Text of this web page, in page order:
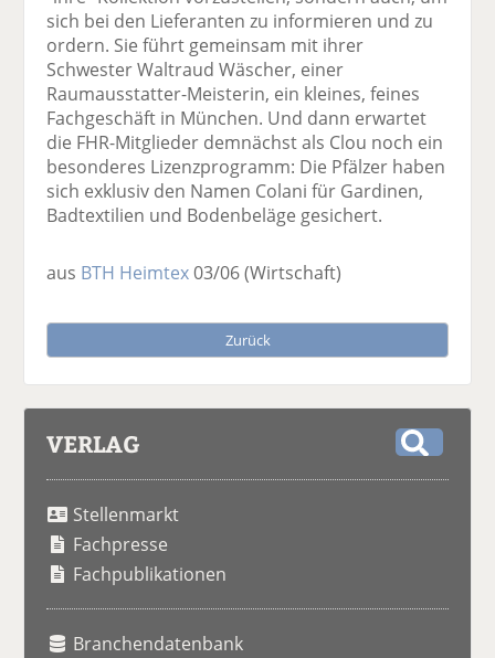
sich bei den Lieferanten zu informieren und zu
ordern. Sie führt gemeinsam mit ihrer
Schwester Waltraud Wäscher, einer
Raumausstatter-Meisterin, ein kleines, feines
Fachgeschäft in München. Und dann erwartet
die FHR-Mitglieder demnächst als Clou noch ein
besonderes Lizenzprogramm: Die Pfälzer haben
sich exklusiv den Namen Colani für Gardinen,
Badtextilien und Bodenbeläge gesichert.
aus BTH Heimtex03/06(Wirtschaft)
Zurück
VERLAG
Stellenmarkt
Fachpresse
Fachpublikationen
Branchendatenbank